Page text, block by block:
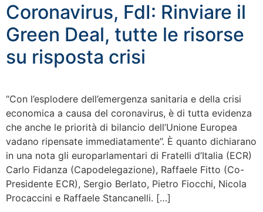
Coronavirus, FdI: Rinviare il
Green Deal, tutte le risorse
su risposta crisi
“Con l’esplodere dell’emergenza sanitaria e della crisi
economica a causa del coronavirus, è di tutta evidenza
che anche le priorità di bilancio dell’Unione Europea
vadano ripensate immediatamente”. È quanto dichiarano
in una nota gli europarlamentari di Fratelli d’Italia (ECR)
Carlo Fidanza (Capodelegazione), Raffaele Fitto (Co-
Presidente ECR), Sergio Berlato, Pietro Fiocchi, Nicola
Procaccini e Raffaele Stancanelli. […]